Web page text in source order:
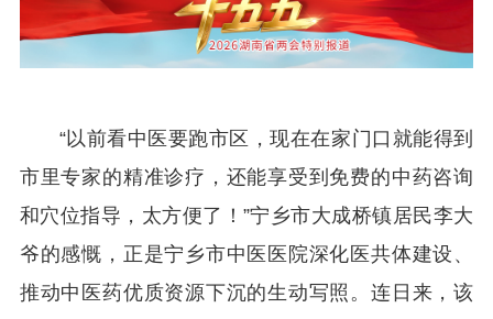
“以前看中医要跑市区，现在在家门口就能得到
市里专家的精准诊疗，还能享受到免费的中药咨询
和穴位指导，太方便了！”宁乡市大成桥镇居民李大
爷的感慨，正是宁乡市中医医院深化医共体建设、
推动中医药优质资源下沉的生动写照。连日来，该